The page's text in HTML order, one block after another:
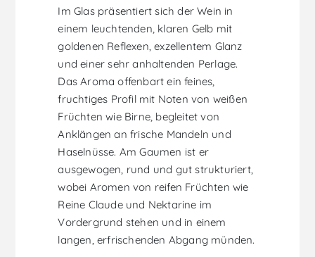
Im Glas präsentiert sich der Wein in
einem leuchtenden, klaren Gelb mit
goldenen Reflexen, exzellentem Glanz
und einer sehr anhaltenden Perlage.
Das Aroma offenbart ein feines,
fruchtiges Profil mit Noten von weißen
Früchten wie Birne, begleitet von
Anklängen an frische Mandeln und
Haselnüsse. Am Gaumen ist er
ausgewogen, rund und gut strukturiert,
wobei Aromen von reifen Früchten wie
Reine Claude und Nektarine im
Vordergrund stehen und in einem
langen, erfrischenden Abgang münden.